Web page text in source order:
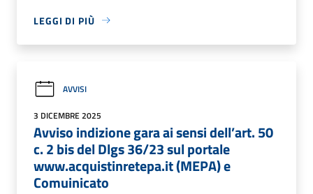
LEGGI DI PIÙ
AVVISI
3 DICEMBRE 2025
Avviso indizione gara ai sensi dell’art. 50
c. 2 bis del Dlgs 36/23 sul portale
www.acquistinretepa.it (MEPA) e
Comuinicato